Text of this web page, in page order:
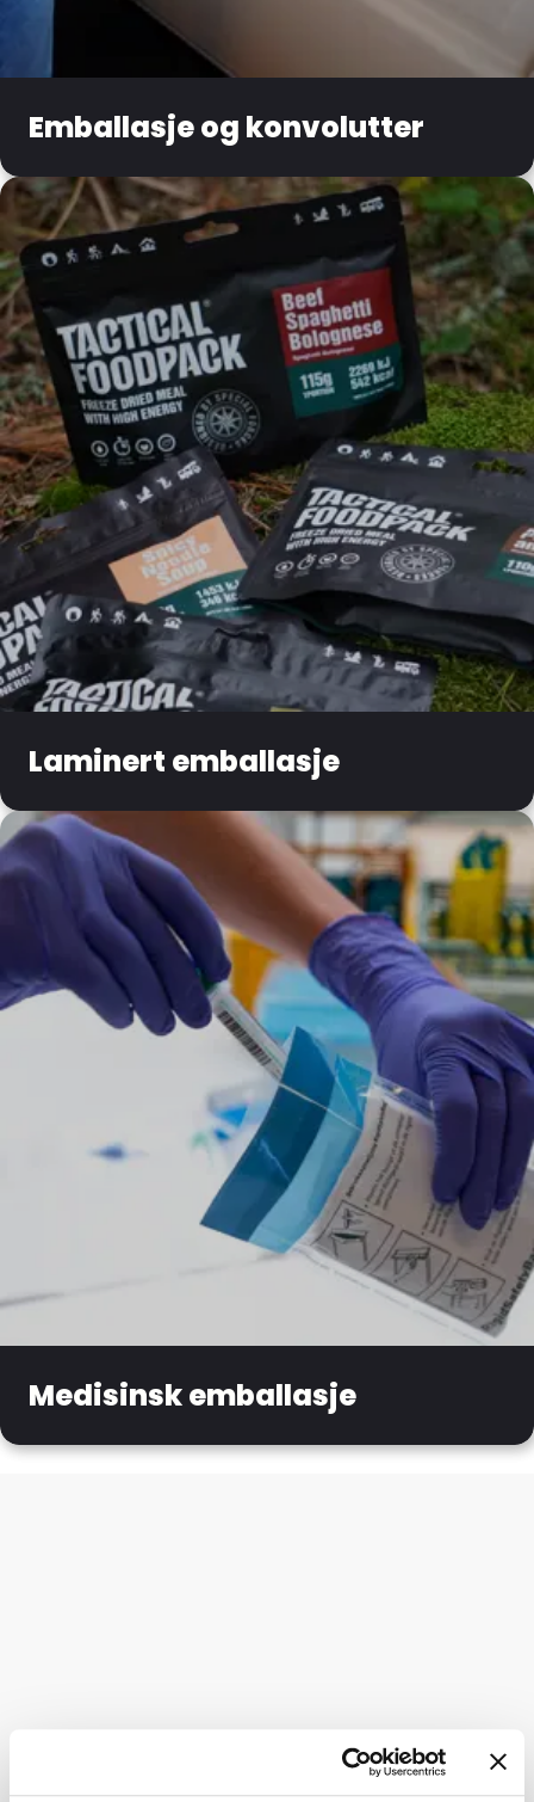
Emballasje og konvolutter
Laminert emballasje
Medisinsk emballasje